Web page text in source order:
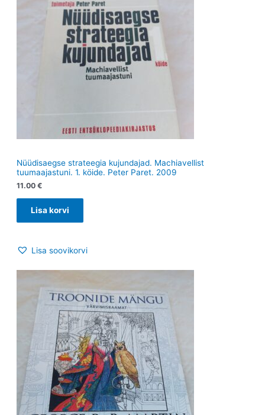
Nüüdisaegse strateegia kujundajad. Machiavellist
tuumaajastuni. 1. köide. Peter Paret. 2009
11.00 €
Lisa korvi
Lisa soovikorvi